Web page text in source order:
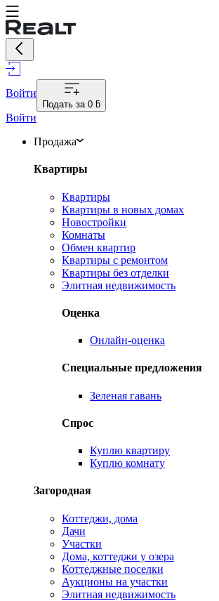
Войти
Подать за 0 ƃ
Войти
Продажа
Квартиры
Квартиры
Квартиры в новых домах
Новостройки
Комнаты
Обмен квартир
Квартиры с ремонтом
Квартиры без отделки
Элитная недвижимость
Оценка
Онлайн-оценка
Специальные предложения
Зеленая гавань
Спрос
Куплю квартиру
Куплю комнату
Загородная
Коттеджи, дома
Дачи
Участки
Дома, коттеджи у озера
Коттеджные поселки
Аукционы на участки
Элитная недвижимость